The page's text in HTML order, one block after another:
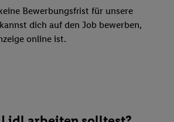
Bewerbungsfrist für unsere
dich auf den Job bewerben,
online ist.